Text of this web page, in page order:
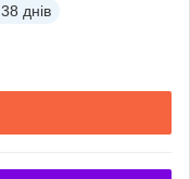
38 днів